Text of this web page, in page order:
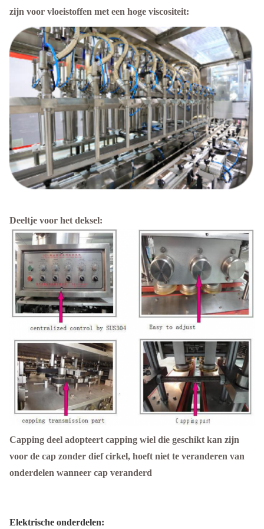
zijn voor vloeistoffen met een hoge viscositeit:
Deeltje voor het deksel:
Capping deel adopteert capping wiel die geschikt kan zijn
voor de cap zonder dief cirkel, hoeft niet te veranderen van
onderdelen wanneer cap veranderd
Elektrische onderdelen: